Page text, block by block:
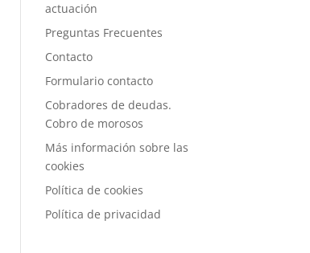
actuación
Preguntas Frecuentes
Contacto
Formulario contacto
Cobradores de deudas.
Cobro de morosos
Más información sobre las
cookies
Política de cookies
Política de privacidad